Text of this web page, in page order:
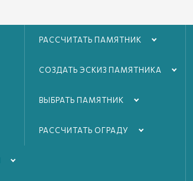
РАССЧИТАТЬ ПАМЯТНИК
СОЗДАТЬ ЭСКИЗ ПАМЯТНИКА
ВЫБРАТЬ ПАМЯТНИК
РАССЧИТАТЬ ОГРАДУ